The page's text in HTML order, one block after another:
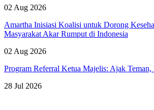
02 Aug 2026
Amartha Inisiasi Koalisi untuk Dorong
Masyarakat Akar Rumput di Indonesia
02 Aug 2026
Program Referral Ketua Majelis: Ajak Teman,
28 Jul 2026